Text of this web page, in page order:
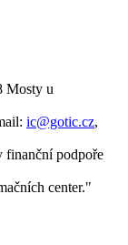
Mosty u
ic@gotic.cz,
finanční podpoře
center."